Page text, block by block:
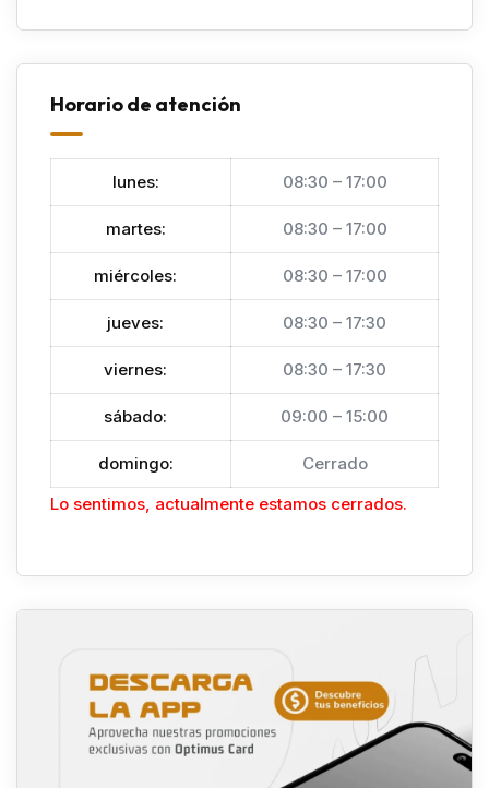
Horario de atención
lunes: 08:30 – 17:00
martes: 08:30 – 17:00
miércoles: 08:30 – 17:00
jueves: 08:30 – 17:30
viernes: 08:30 – 17:30
sábado: 09:00 – 15:00
domingo:
Cerrado
Lo sentimos, actualmente estamos cerrados.